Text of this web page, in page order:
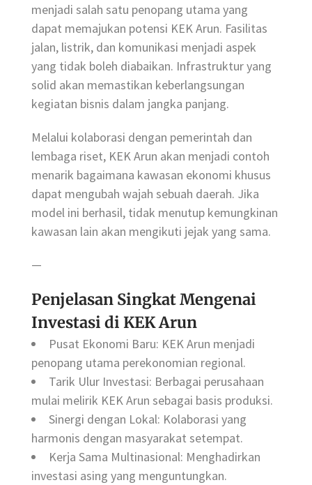
menjadi salah satu penopang utama yang
dapat memajukan potensi KEK Arun. Fasilitas
jalan, listrik, dan komunikasi menjadi aspek
yang tidak boleh diabaikan. Infrastruktur yang
solid akan memastikan keberlangsungan
kegiatan bisnis dalam jangka panjang.
Melalui kolaborasi dengan pemerintah dan
lembaga riset, KEK Arun akan menjadi contoh
menarik bagaimana kawasan ekonomi khusus
dapat mengubah wajah sebuah daerah. Jika
model ini berhasil, tidak menutup kemungkinan
kawasan lain akan mengikuti jejak yang sama.
—
Penjelasan Singkat Mengenai
Investasi di KEK Arun
Pusat Ekonomi Baru: KEK Arun menjadi
penopang utama perekonomian regional.
Tarik Ulur Investasi: Berbagai perusahaan
mulai melirik KEK Arun sebagai basis produksi.
Sinergi dengan Lokal: Kolaborasi yang
harmonis dengan masyarakat setempat.
Kerja Sama Multinasional: Menghadirkan
investasi asing yang menguntungkan.